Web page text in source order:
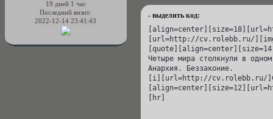
19 дней 1 час
Последний визит:
2022-12-14 23:41:43
- выделить код:
[url=http://cv.rolebb.ru/
Четыре мира столкнули в
Анархия. Беззаконие.
[i][url=http://cv.rolebb.ru/
[hr]